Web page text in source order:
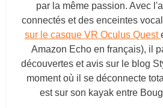
par la même passion. Avec
connectés et des enceintes
sur le casque VR Oculus Quest
Amazon Echo en français), il
découvertes et avis sur le blog
moment où il se déconnecte
est sur son kayak entre